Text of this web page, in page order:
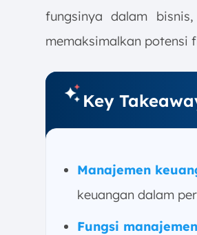
fungsinya dalam
memaksimalkan potensi
Key
Manajemen
keuangan dalam
Fungsi